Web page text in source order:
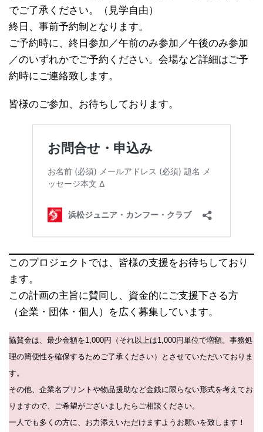
でご了承ください。（見学自由）
終日、事前予約制となります。
ご予約時に、終日参加／午前のみ参加／午後のみ参加
／のいずれかでご予約ください。会場など詳細はご予
約時にご連絡致します。
皆様のご参加、お待ちしております。
このプロジェクトでは、皆様の支援をお待ちしており
ます。
この計画の主旨に賛同し、資金的にご支援下さる方
（企業・団体・個人）を広く募集しています。
協賛金は、最少金額を1,000円（それ以上は1,000円単位で増額。事務処
理の簡便性を確保するためご了承ください）とさせていただいておりま
す。
その他、企業名プリントや物品援助など金銭に限らない形式を考えてお
りますので、ご希望がございましたらご相談ください。
一人でも多くの方に、お力添えいただけますようお願いを致します！